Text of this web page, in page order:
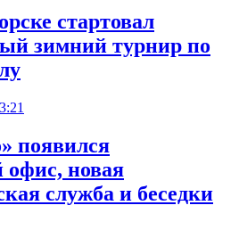
стартовал
зимний турнир по
появился
новая
служба и беседки